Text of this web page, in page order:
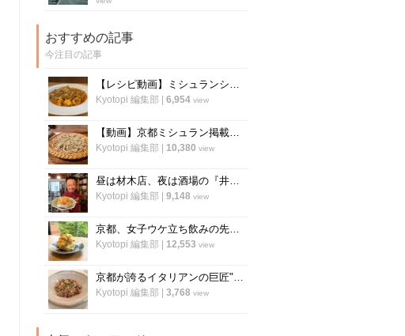
おすすめの記事
今注目の記事
【レシピ動画】ミシュランシェフ直伝レシピ！絶品、麻婆豆腐の作り方『中国料理 菜格』
Kyotopi 編集部 6,954 view
【動画】京都ミシュラン掲載蕎麦店『花もも』店主が蕎麦を打つすべて
Kyotopi 編集部 10,380 view
昼は材木店、夜は酒場の『井倉木材』が教える「裏技チャーハン（焼き飯）」の作り方！
Kyotopi 編集部 9,148 view
京都、女子ウケ立ち飲みの先駆者「すいば」の人気メニュー『ポテトサラダ』の作り方
Kyotopi 編集部 12,553 view
京都が誇るイタリアンの巨匠"笹島シェフ"の料理動画第二弾！今度はリゾット！
Kyotopi 編集部 3,768 view